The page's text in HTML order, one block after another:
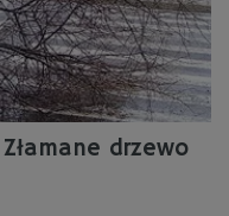
drzewo